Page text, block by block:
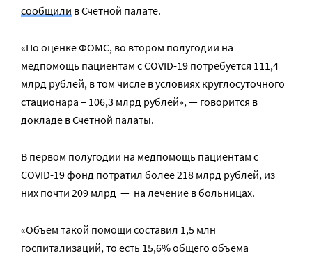
сообщили в Счетной палате.
«По оценке ФОМС, во втором полугодии на
медпомощь пациентам с COVID-19 потребуется 111,4
млрд рублей, в том числе в условиях круглосуточного
стационара – 106,3 млрд рублей», — говорится в
докладе в Счетной палаты.
В первом полугодии на медпомощь пациентам с
СOVID-19 фонд потратил более 218 млрд рублей, из
них почти 209 млрд — на лечение в больницах.
«Объем такой помощи составил 1,5 млн
госпитализаций, то есть 15,6% общего объема